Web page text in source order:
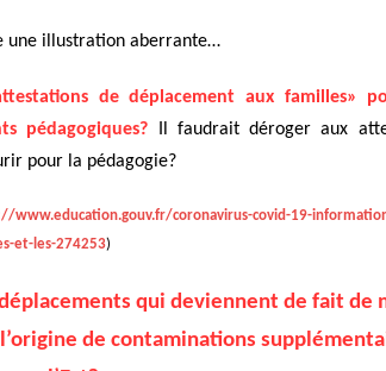
une illustration aberrante…
de déplacement aux familles»
pédagogiques? Il faudrait déroger aux
pour la pédagogie?
www.education.gouv.fr/coronavirus-covid-19-
et-les-274253)
qui deviennent de fait de
de contaminations